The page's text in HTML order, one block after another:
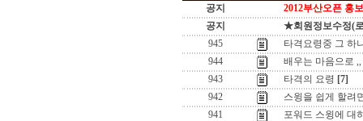
공지
2012부산오픈 홍
공지
★회원정보수정(
945
타격요령중 그 하
944
배우는 마음으로 ,,
943
타격의 요령 [7]
942
스윙을 쉽게 할려
941
포워드 스윙에 대